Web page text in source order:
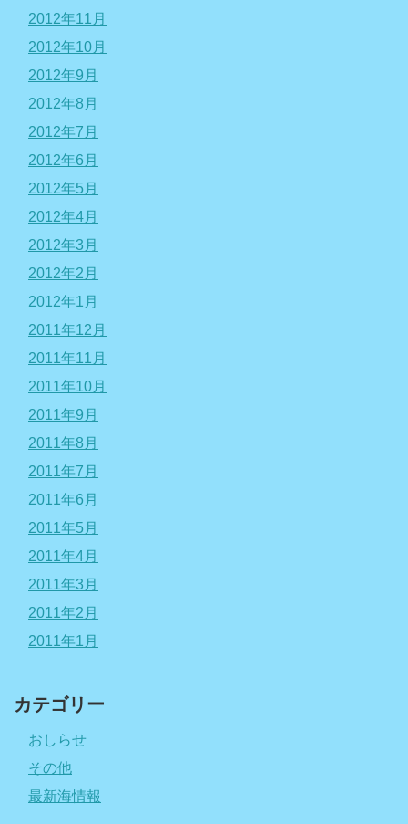
2012年11月
2012年10月
2012年9月
2012年8月
2012年7月
2012年6月
2012年5月
2012年4月
2012年3月
2012年2月
2012年1月
2011年12月
2011年11月
2011年10月
2011年9月
2011年8月
2011年7月
2011年6月
2011年5月
2011年4月
2011年3月
2011年2月
2011年1月
カテゴリー
おしらせ
その他
最新海情報